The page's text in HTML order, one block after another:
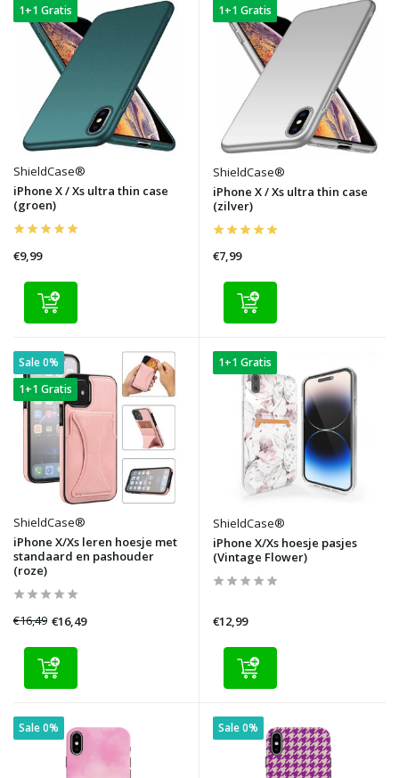
1+1 Gratis
ShieldCase®
iPhone X / Xs ultra thin case
(groen)
€9,99
1+1 Gratis
ShieldCase®
iPhone X / Xs ultra thin case
(zilver)
€7,99
Sale 0%
1+1 Gratis
ShieldCase®
iPhone X/Xs leren hoesje met
standaard en pashouder
(roze)
€16,49 €16,49
1+1 Gratis
ShieldCase®
iPhone X/Xs hoesje pasjes
(Vintage Flower)
€12,99
Sale 0% Sale 0%